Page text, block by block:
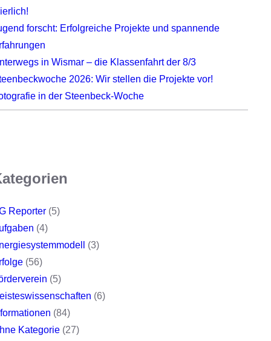
forscht: Erfolgreiche Projekte und spannende
in Wismar – die Klassenfahrt der 8/3
2026: Wir stellen die Projekte vor!
in der Steenbeck-Woche
Reporter (5)
(4)
(3)
(56)
(5)
(6)
(84)
Kategorie (27)